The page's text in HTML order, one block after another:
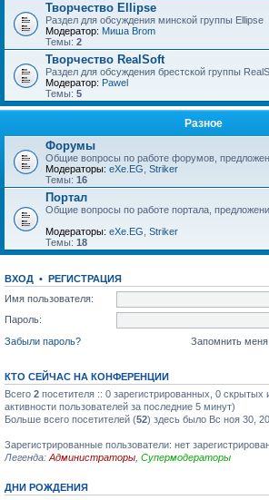
Творчество Ellipse
Раздел для обсуждения минской группы Ellipse
Модератор: Миша Brom
Темы: 2
Творчество RealSoft
Раздел для обсуждения брестской группы
Модератор: Pawel
Темы: 5
Разное
Форумы
Общие вопросы по работе форумов,
Модераторы: eXe.EG Striker
Темы: 16
Портал
Общие вопросы по работе портала,
Модераторы: eXe.EG Striker
Темы: 18
ВХОД • РЕГИСТРАЦИЯ
Имя пользователя:
Пароль:
Забыли пароль?
Запомнить меня
КТО СЕЙЧАС НА КОНФЕРЕНЦИИ
Всего 2 посетителя :: 0 зарегистрированных, 0 скрытых
активности пользователей за последние 5 минут)
Больше всего посетителей (52) здесь было Вс ноя 30,
Зарегистрированные пользователи: нет
Легенда: Администраторы Супермодераторы
ДНИ РОЖДЕНИЯ